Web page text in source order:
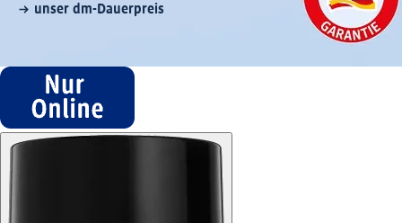
unser dm-Dauerpreis